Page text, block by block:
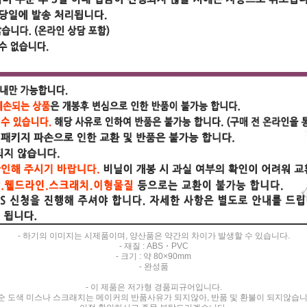
- 하기의 이미지는 시제품이며, 양산품은 약간의 차이가 발생할 수 있습니다.
- 재질 : ABS・PVC
- 크기 : 약 80×90mm
- 완성품
- 이 제품은 저가형 경품피규어입니다.
도색 미스나 스크래치는 메이커의 반품사유가 되지않아, 반품 및 환불이 되지않습